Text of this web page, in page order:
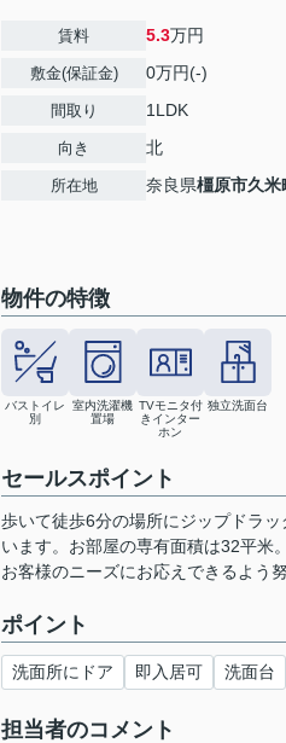
賃料 5.3万円
敷金(保証金) 0万円(-)
間取り 1LDK
向き 北
所在地 奈良県橿原市久米
物件の特徴
バストイレ
別
室内洗濯機
置場
TVモニタ付
きインター
ホン
独立洗面台
セールスポイント
歩いて徒歩6分の場所にジップドラ
います。お部屋の専有面積は32平米
お客様のニーズにお応えできるよう
ポイント
洗面所にドア 即入居可 洗面台
担当者のコメント